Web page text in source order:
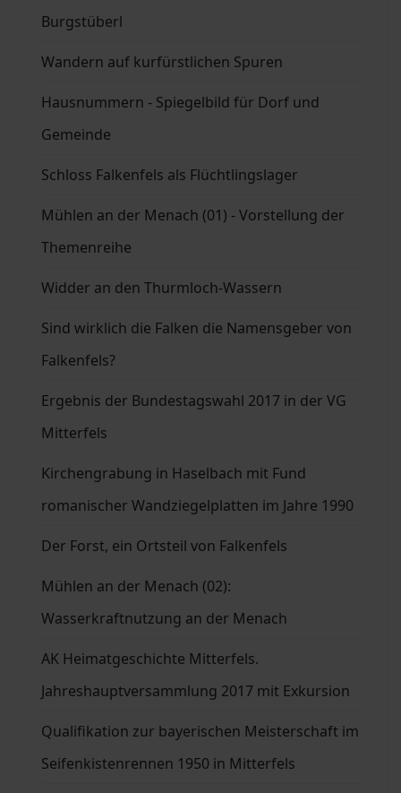
Burgstüberl
Wandern auf kurfürstlichen Spuren
Hausnummern - Spiegelbild für Dorf und
Gemeinde
Schloss Falkenfels als Flüchtlingslager
Mühlen an der Menach (01) - Vorstellung der
Themenreihe
Widder an den Thurmloch-Wassern
Sind wirklich die Falken die Namensgeber von
Falkenfels?
Ergebnis der Bundestagswahl 2017 in der VG
Mitterfels
Kirchengrabung in Haselbach mit Fund
romanischer Wandziegelplatten im Jahre 1990
Der Forst, ein Ortsteil von Falkenfels
Mühlen an der Menach (02):
Wasserkraftnutzung an der Menach
AK Heimatgeschichte Mitterfels.
Jahreshauptversammlung 2017 mit Exkursion
Qualifikation zur bayerischen Meisterschaft im
Seifenkistenrennen 1950 in Mitterfels